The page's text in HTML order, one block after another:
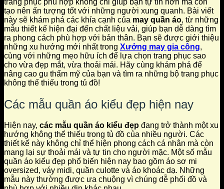
tạo nên ấn tượng tốt với những người xung quanh. Bài viết
này sẽ khám phá các khía cạnh của may quần áo, từ những
mẫu thiết kế hiện đại đến chất liệu vải, giúp bạn dễ dàng tìm
ra phong cách phù hợp với bản thân. Bạn sẽ được giới thiệu
những xu hướng mới nhất trong Xưởng may gia công,
cùng với những mẹo hữu ích để lựa chọn trang phục sao
cho vừa đẹp mắt, vừa thoải mái. Hãy cùng khám phá để
nâng cao gu thẩm mỹ của bạn và tìm ra những bộ trang phục
không thể thiếu trong tủ đồ!
Các mẫu quần áo kiểu đẹp hiện nay
Hiện nay, các mẫu quần áo kiểu đẹp đang trở thành một xu
hướng không thể thiếu trong tủ đồ của nhiều người. Các
thiết kế này không chỉ thể hiện phong cách cá nhân mà còn
mang lại sự thoải mái và tự tin cho người mặc. Một số mẫu
quần áo kiểu đẹp phổ biến hiện nay bao gồm áo sơ mi
oversized, váy midi, quần culotte và áo khoác dạ. Những
mẫu này thường được ưa chuộng vì chúng dễ phối đồ và